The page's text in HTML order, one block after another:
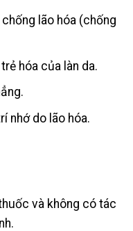
lão hóa (chống
hóa của làn da.
nhớ do lão hóa.
và không có tác